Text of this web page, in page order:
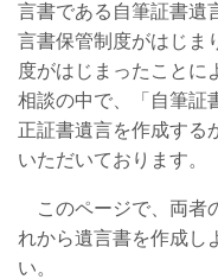
言書である自筆証書遺
言書保管制度がはじま
度がはじまったことに
相談の中で、「自筆証
正証書遺言を作成する
いただいております。
このページで、両者
れから遺言書を作成し
い。